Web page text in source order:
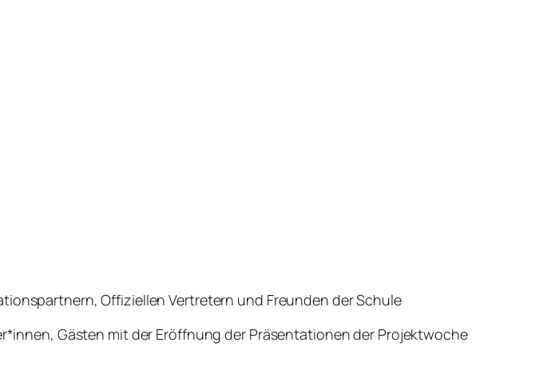
Offiziellen Vertretern und Freunden der Schule
Gästen mit der Eröffnung der Präsentationen der Projektwoche